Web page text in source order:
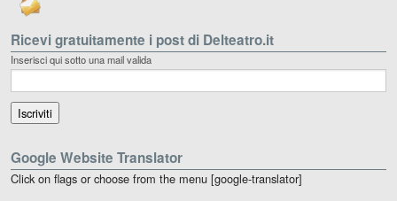
Ricevi gratuitamente i post di Delteatro.it
Inserisci qui sotto una mail valida
Google Website Translator
Click on flags or choose from the menu [google-translator]